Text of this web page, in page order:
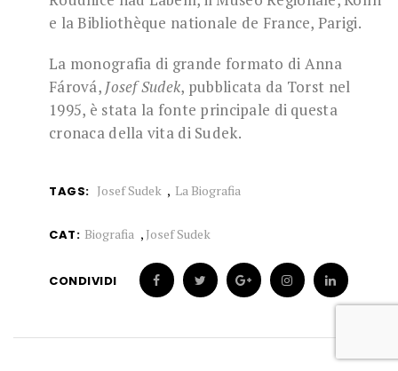
e la Bibliothèque nationale de France, Parigi.
La monografia di grande formato di Anna
Fárová, Josef Sudek, pubblicata da Torst nel
1995, è stata la fonte principale di questa
cronaca della vita di Sudek.
TAGS: Josef Sudek La Biografia
CAT: Biografia , Josef Sudek
CONDIVIDI